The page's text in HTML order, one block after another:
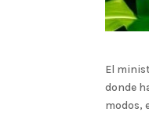
El
donde
modos,